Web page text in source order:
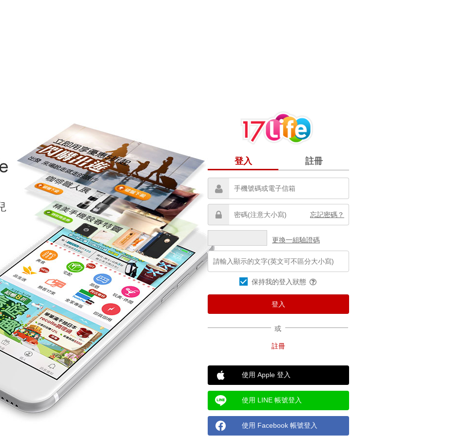
登入 註冊
忘記密碼？
更換一組驗證碼
保持我的登入狀態
或
使用 Apple 登入
使用 LINE 帳號登入
使用 Facebook 帳號登入